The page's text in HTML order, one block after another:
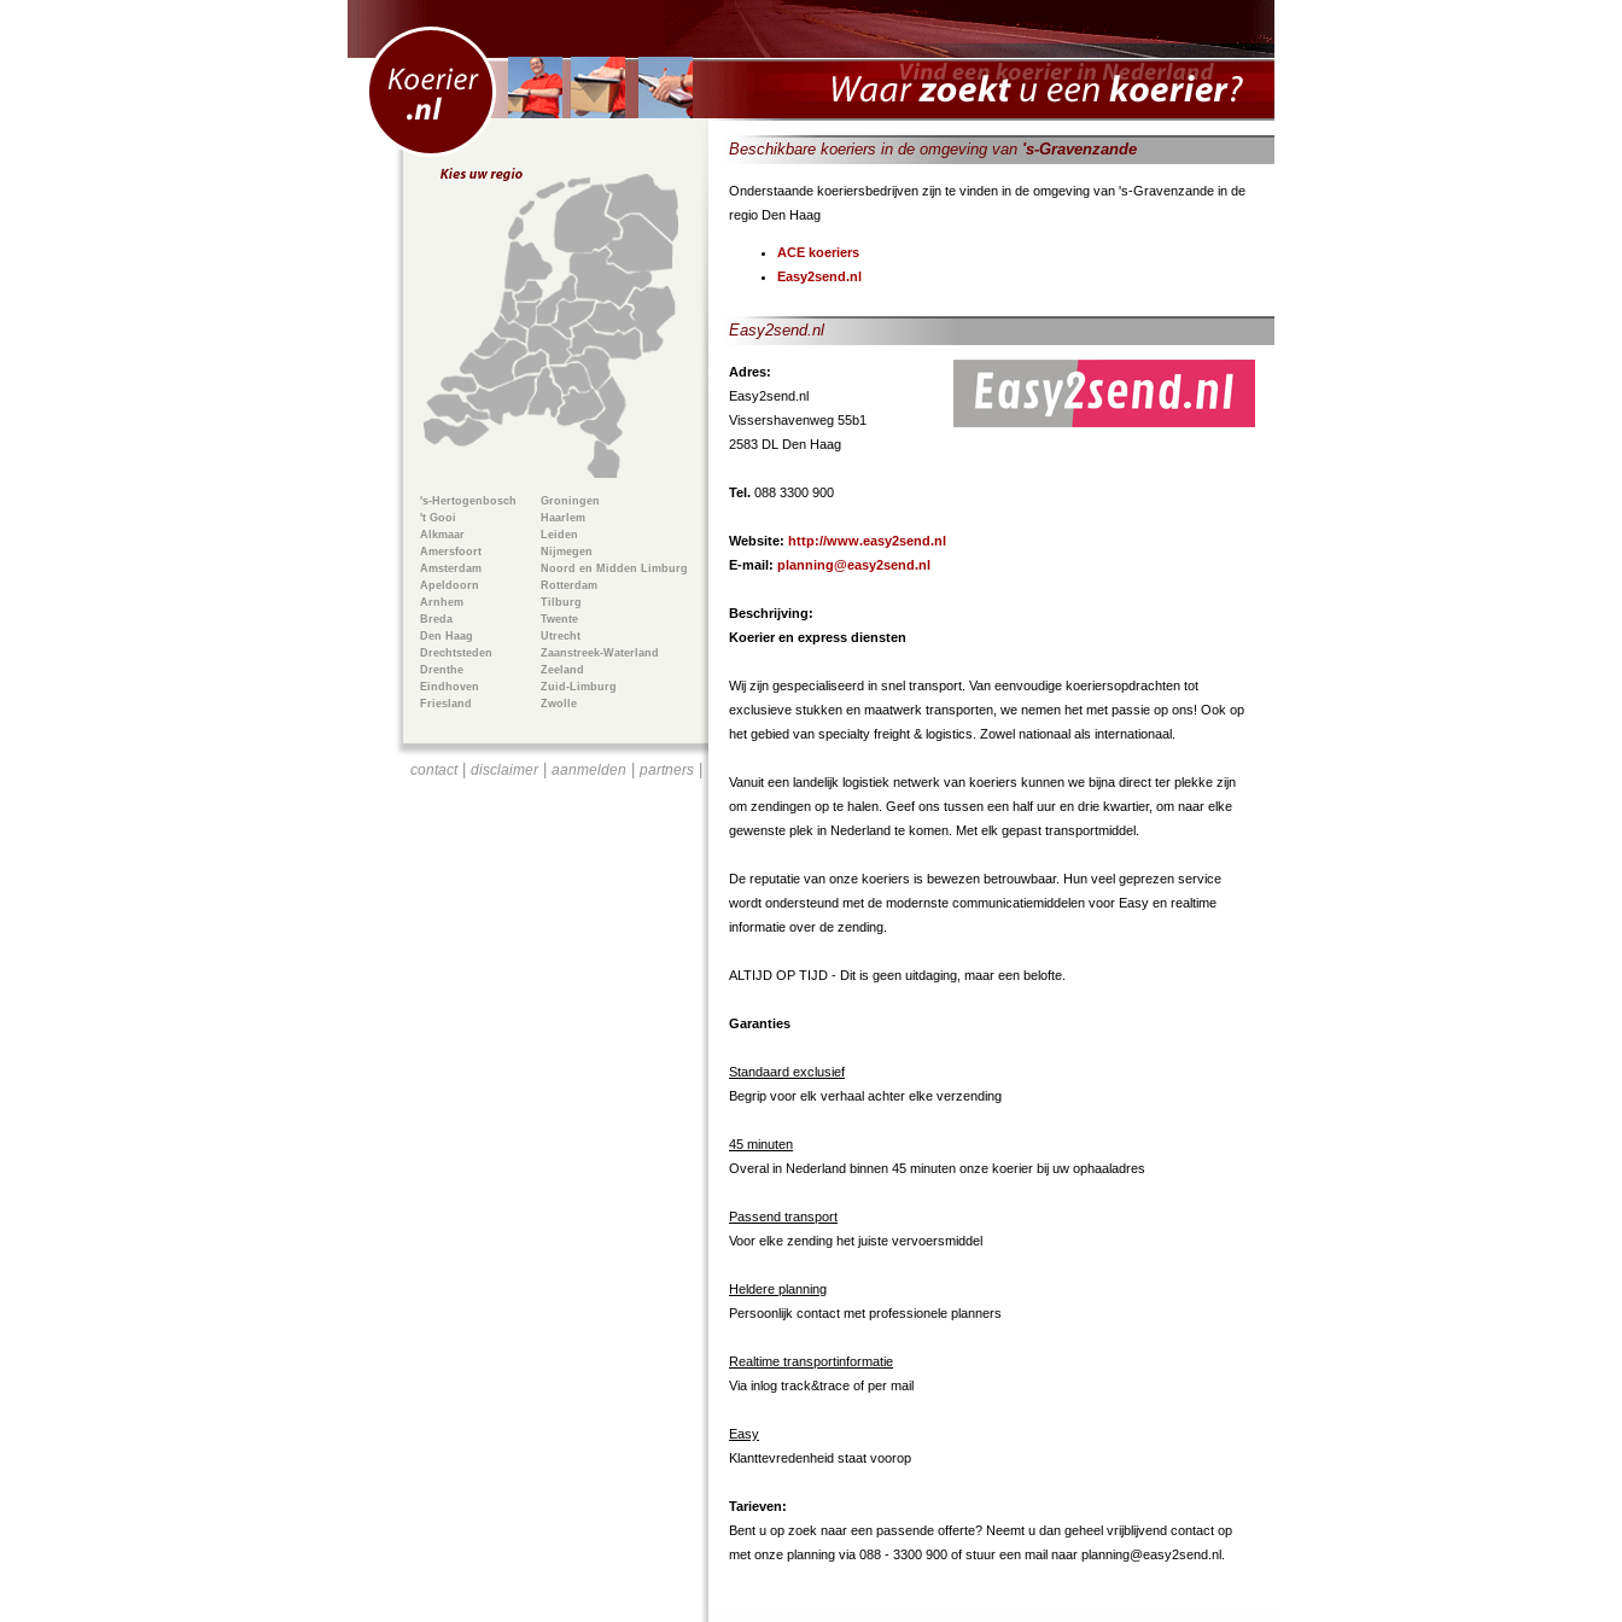
Groningen
Haarlem
Leiden
Nijmegen
Noord en Midden Limburg
Rotterdam
Tilburg
Twente
Utrecht
Zaanstreek-Waterland
Zeeland
Zuid-Limburg
Zwolle
's-Hertogenbosch
't Gooi
Alkmaar
Amersfoort
Amsterdam
Apeldoorn
Arnhem
Breda
Den Haag
Drechtsteden
Drenthe
Eindhoven
Friesland
contact| disclaimer| aanmelden partners|
Beschikbare koeriers in de omgeving van 's-Gravenzande
Onderstaande koeriersbedrijven zijn te vinden in de omgeving van 's-Gravenzande in de
regio Den Haag
ACE koeriers
Easy2send.nl
Easy2send.nl
Adres:
Easy2send.nl
Vissershavenweg 55b1
2583 DL Den Haag
Tel. 088 3300 900
Website: http://www.easy2send.nl
E-mail: planning@easy2send.nl
Beschrijving:
Koerier en express diensten
Wij zijn gespecialiseerd in snel transport. Van eenvoudige koeriersopdrachten tot
exclusieve stukken en maatwerk transporten, we nemen het met passie op ons! Ook op
het gebied van specialty freight & logistics. Zowel nationaal als internationaal.
Vanuit een landelijk logistiek netwerk van koeriers kunnen we bijna direct ter plekke zijn
om zendingen op te halen. Geef ons tussen een half uur en drie kwartier, om naar elke
gewenste plek in Nederland te komen. Met elk gepast transportmiddel.
De reputatie van onze koeriers is bewezen betrouwbaar. Hun veel geprezen service
wordt ondersteund met de modernste communicatiemiddelen voor Easy en realtime
informatie over de zending.
ALTIJD OP TIJD - Dit is geen uitdaging, maar een belofte.
Garanties
Standaard exclusief
Begrip voor elk verhaal achter elke verzending
45 minuten
Overal in Nederland binnen 45 minuten onze koerier bij uw ophaaladres
Passend transport
Voor elke zending het juiste vervoersmiddel
Heldere planning
Persoonlijk contact met professionele planners
Realtime transportinformatie
Via inlog track&trace of per mail
Easy
Klanttevredenheid staat voorop
Tarieven:
Bent u op zoek naar een passende offerte? Neemt u dan geheel vrijblijvend contact op
met onze planning via 088 - 3300 900 of stuur een mail naar planning@easy2send.nl.